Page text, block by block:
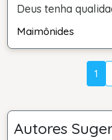
Deus tenha
Maimônides
1
Autores